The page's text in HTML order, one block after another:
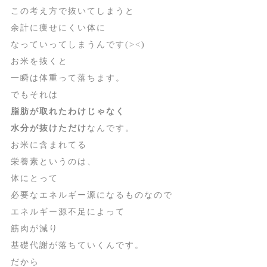
この考え方で抜いてしまうと
余計に痩せにくい体に
なっていってしまうんです(><)
お米を抜くと
一瞬は体重って落ちます。
でもそれは
脂肪が取れたわけじゃなく
水分が抜けただけ なんです。
お米に含まれてる
栄養素というのは、
体にとって
必要なエネルギー源になるものなので
エネルギー源不足によって
筋肉が減り
基礎代謝が落ちていくんです。
だから